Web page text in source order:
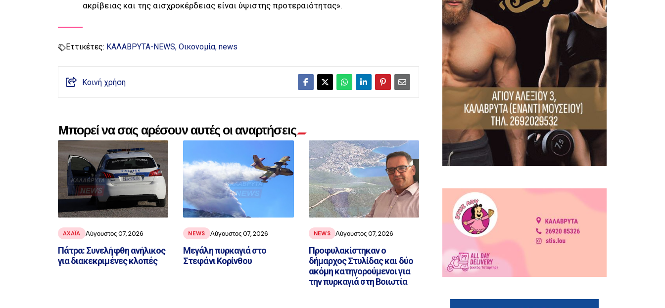
ακρίβειας και της αισχροκέρδειας είναι ύψιστης προτεραιότητας».
Εττικέτες: ΚΑΛΑΒΡΥΤΑ-NEWS Οικονομία news
Κοινή χρήση
Μπορεί να σας αρέσουν αυτές οι αναρτήσεις
ΑΧΑΪ́Α Αύγουστος 07, 2026
Πάτρα: Συνελήφθη ανήλικος
για διακεκριμένες κλοπές
NEWS Αύγουστος 07, 2026
Μεγάλη πυρκαγιά στο
Στεφάνι Κορίνθου
NEWS Αύγουστος 07, 2026
Προφυλακίστηκαν ο
δήμαρχος Στυλίδας και δύο
ακόμη κατηγορούμενοι για
την πυρκαγιά στη Βοιωτία